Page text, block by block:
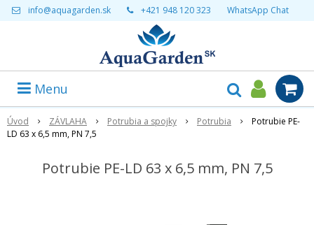
info@aquagarden.sk +421 948 120 323 WhatsApp Chat
Menu
Úvod ZÁVLAHA Potrubia a spojky Potrubia
Potrubie PE-
LD 63 x 6,5 mm, PN 7,5
Potrubie PE-LD 63 x 6,5 mm, PN 7,5